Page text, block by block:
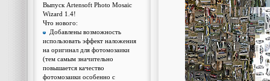
Выпуск Artensoft Photo Mosaic
Wizard 1.4!
Что нового:
Добавлены возможность
использовать эффект наложения
на оригинал для фотомозаики
(тем самым значительно
повышается качество
фотомозаики особенно с